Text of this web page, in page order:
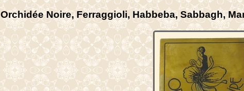
Orchidée Noire, Ferraggioli, Habbeba, Sabbagh,